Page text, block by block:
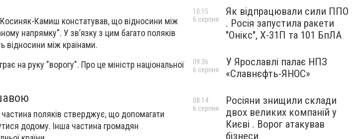
Камиш констатував, що відносини між
напрямку". У зв’язку з цим багато поляків
відносини між країнами.
на руку "ворогу". Про це міністр національної
поляків стверджує, що допомагати
додому. Інша частина громадян
Як відпрацювали сили ППО
. Росія запустила ракети
"Онікс", Х-31П та 101 БпЛА
10:15
6 серпня
У Ярославлі палає НПЗ
«Славнєфть-ЯНОС»
09:36
6 серпня
Росіяни знищили склади
двох великих компаній у
Києві . Ворог атакував
бізнеси
08:14
6 серпня